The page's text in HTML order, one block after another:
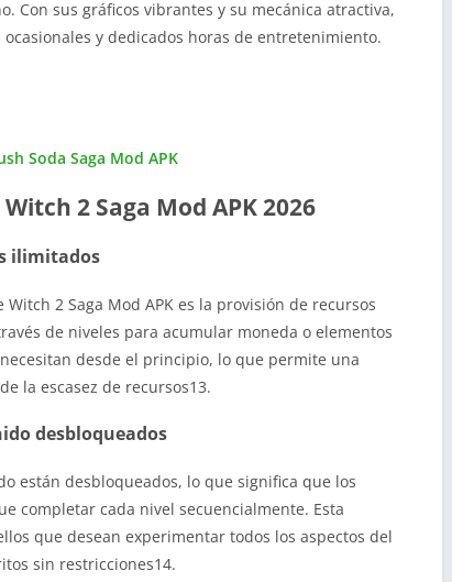
Con sus gráficos vibrantes y su mecánica atractiva,
y dedicados horas de entretenimiento.
Soda Saga Mod APK
2 Saga Mod APK 2026
ilimitados
2 Saga Mod APK es la provisión de recursos
de niveles para acumular moneda o elementos
desde el principio, lo que permite una
la escasez de recursos13.
desbloqueados
están desbloqueados, lo que significa que los
completar cada nivel secuencialmente. Esta
que desean experimentar todos los aspectos del
sin restricciones14.